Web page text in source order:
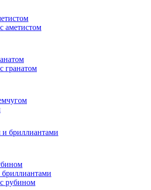
аметистом
гранатом
и бриллиантами
рубином